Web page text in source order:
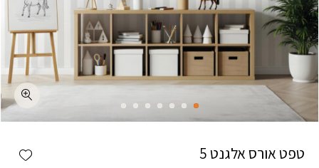
טפט אורס אלגנט 5